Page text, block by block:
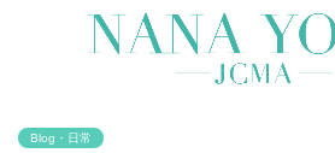
Blog・日常